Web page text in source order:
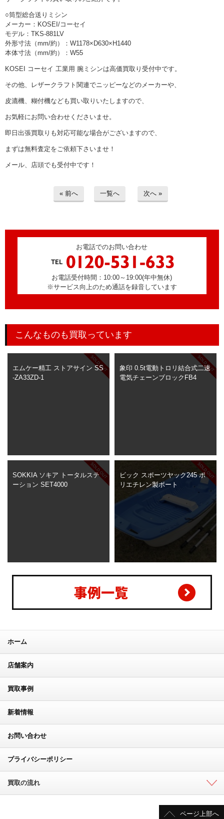
○筒型総合送りミシン
メーカー：KOSEI/コーセイ
モデル：TKS-881LV
外形寸法（mm/約）：W1178×D630×H1440
本体寸法（mm/約）：W55
KOSEI コーセイ 工業用 腕ミシンは高価買取り受付中です。
その他、レザークラフト関連でニッピーなどのメーカーや、
皮漉機、糊付機なども買い取りいたしますので、
お気軽にお問い合わせくださいませ。
即日出張買取りも対応可能な場合がございますので、
まずは無料査定をご依頼下さいませ！
メール、店頭でも受付中です！
« 前へ 一覧へ 次へ »
お電話でのお問い合わせ
お電話受付時間：10:00～19:00(年中無休)
※サービス向上のため通話を録音しています
こんなものも買取っています
エムケー精工 ストアサイン SS
-ZA33ZD-1
象印 0.5t電動トロリ結合式二速
電気チェーンブロックFB4
SOKKIA ソキア トータルステ
ーション SET4000
ビック スポーツヤック245 ポ
リエチレン製ボート
ホーム
店舗案内
買取事例
新着情報
お問い合わせ
プライバシーポリシー
買取の流れ
ページ上部へ